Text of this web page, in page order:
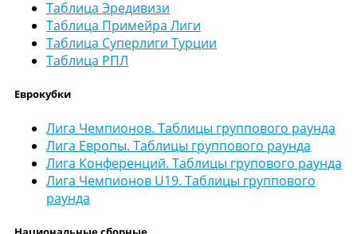
Таблица Эредивизи
Таблица Примейра Лиги
Таблица Суперлиги Турции
Таблица РПЛ
Еврокубки
Лига Чемпионов. Таблицы группового раунда
Лига Европы. Таблицы группового раунда
Лига Конференций. Таблицы групового раунда
Лига Чемпионов U19. Таблицы группового
раунда